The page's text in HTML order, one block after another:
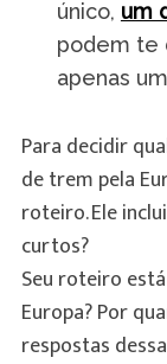
único, um
podem te
apenas
Para decidir
de trem pela
roteiro. Ele
curtos?
Seu roteiro
Europa? Por
respostas